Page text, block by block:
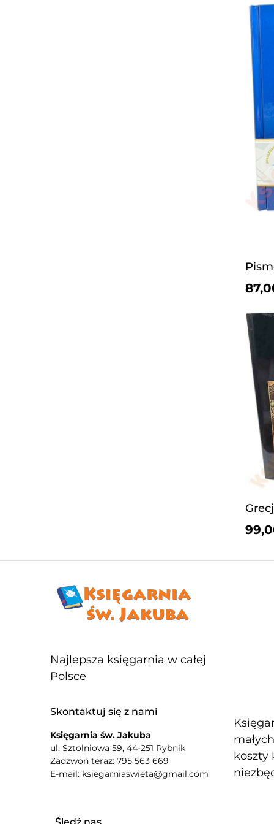
Najlepsza księgarnia w całej
Polsce
Śledź nas
Skontaktuj się z nami
Księgarnia św. Jakuba
ul. Sztolniowa 59, 44-251 Rybnik
Zadzwoń teraz: 795 563 669
E-mail: ksiegarniaswieta@gmail.com
koszty